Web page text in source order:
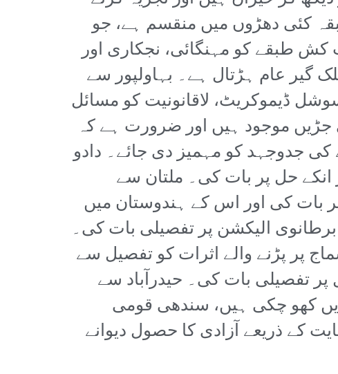
کئی دھڑوں میں منقسم ہے، جو
طبقے کو مہنگائی، نجکاری اور
گیر عام ہڑتال ہے۔ بہاولپور سے
ڈیموکریٹ، لاقانونیت کو مسائل
موجود ہیں اور ضرورت ہے کہ
جدوجہد کو مہمیز دی جائے۔ دادو
حل پر بات کی۔ ملتان سے
بات کی اور اس کے ہندوستان میں
الیکشن پر تفصیلی بات کی۔
پر پڑنے والے اثرات کو تفصیل سے
تفصیلی بات کی۔ حیدرآباد سے
کھو چکی ہیں، سندھی قومی
کے ذریعے آزادی کا حصول دیوانے